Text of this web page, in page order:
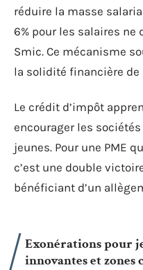
réduire la masse
6% pour les salaires ne
Smic. Ce mécanisme
la solidité financière de
Le crédit d’impôt
encourager les
jeunes. Pour une PME
c’est une double
bénéficiant d’un
Exonérations pour
innovantes et zones